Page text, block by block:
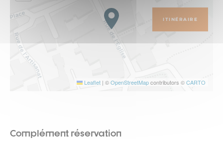
Leaflet | ©OpenStreetMapcontributors ©CARTO
ITINÉRAIRE
Complément réservation